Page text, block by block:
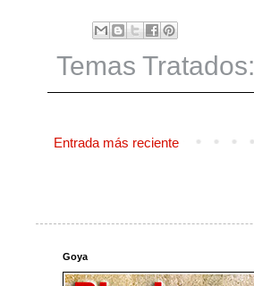
Temas Tratados:
Entrada más reciente
Goya